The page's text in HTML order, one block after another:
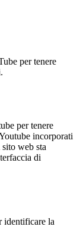
per tenere
per tenere
incorporati
web sta
di
identificare la